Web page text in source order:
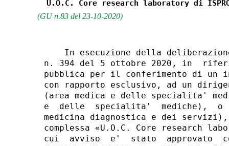
(GU n.83 del 23-10-2020)
In esecuzione della
n. 394 del 5 ottobre 2020, in
pubblica per il conferimento di un
con rapporto esclusivo, ad un
(area medica e delle specialita'
e  delle  specialita'  mediche),
medicina diagnostica e dei
complessa «U.O.C. Core research
cui  avviso  e'  stato  approvato